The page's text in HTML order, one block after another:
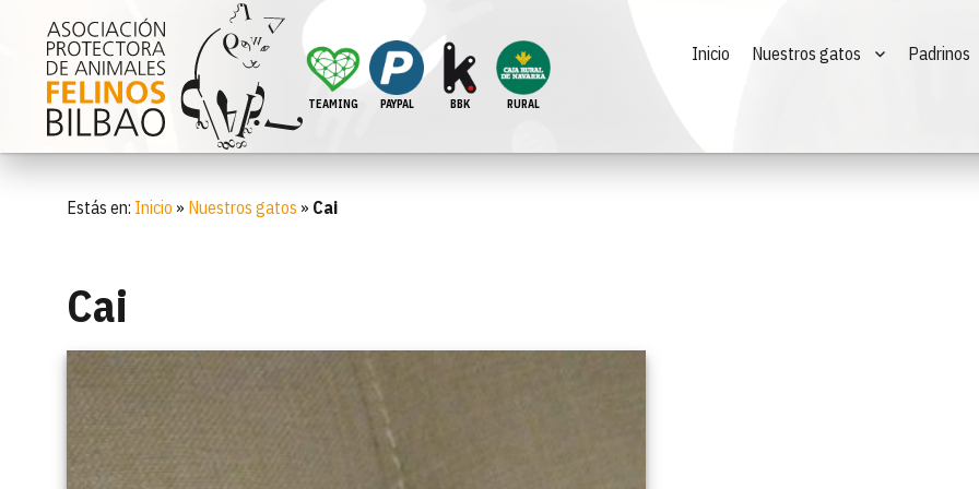
TEAMING PAYPAL BBK RURAL
Inicio Nuestros gatos Padrinos
Estás en: Inicio » Nuestros gatos » Cai
Cai